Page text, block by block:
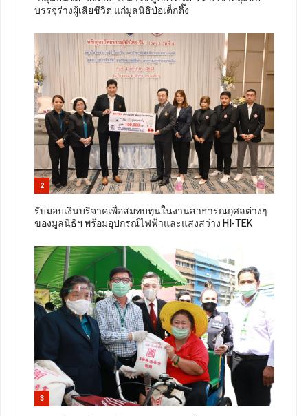
บรรจุร่างผู้เสียชีวิต แก่มูลนิธิป่อเต็กตึ๊ง
2
รับมอบเงินบริจาคเพื่อสมทบทุนในงานสาธารณกุศลต่างๆ
ของมูลนิธิฯ พร้อมอุปกรณ์ไฟฟ้าและแสงสว่าง HI-TEK
3